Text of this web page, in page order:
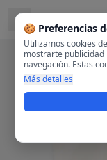
🍪 Preferencias
Utilizamos cookies
mostrarte publicidad
navegación. Estas
analizar tu
mostrarte anuncios
de cookies para
tus datos de
Más detalles